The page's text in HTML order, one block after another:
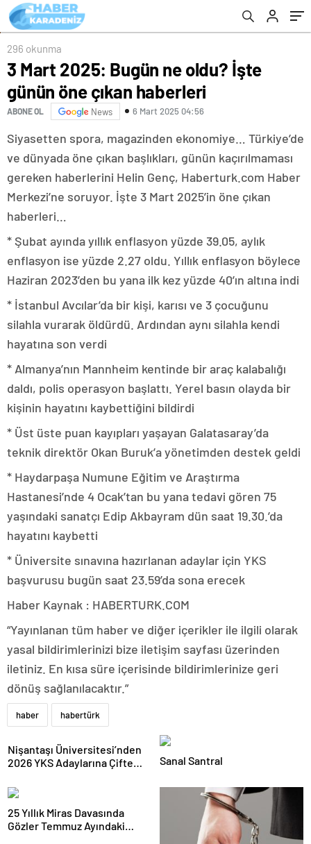
296 okunma
3 Mart 2025: Bugün ne oldu? İşte
günün öne çıkan haberleri
ABONE OL News 6 Mart 2025 04:56
Siyasetten spora, magazinden ekonomiye… Türkiye’de
ve dünyada öne çıkan başlıkları, günün kaçırılmaması
gereken haberlerini Helin Genç, Haberturk.com Haber
Merkezi’ne soruyor. İşte 3 Mart 2025’in öne çıkan
haberleri…
* Şubat ayında yıllık enflasyon yüzde 39.05, aylık
enflasyon ise yüzde 2.27 oldu. Yıllık enflasyon böylece
Haziran 2023’den bu yana ilk kez yüzde 40’ın altına indi
* İstanbul Avcılar’da bir kişi, karısı ve 3 çocuğunu
silahla vurarak öldürdü. Ardından aynı silahla kendi
hayatına son verdi
* Almanya’nın Mannheim kentinde bir araç kalabalığı
daldı, polis operasyon başlattı. Yerel basın olayda bir
kişinin hayatını kaybettiğini bildirdi
* Üst üste puan kayıpları yaşayan Galatasaray’da
teknik direktör Okan Buruk’a yönetimden destek geldi
* Haydarpaşa Numune Eğitim ve Araştırma
Hastanesi’nde 4 Ocak’tan bu yana tedavi gören 75
yaşındaki sanatçı Edip Akbayram dün saat 19.30.’da
hayatını kaybetti
* Üniversite sınavına hazırlanan adaylar için YKS
başvurusu bugün saat 23.59’da sona erecek
Haber Kaynak : HABERTURK.COM
“Yayınlanan tüm haber ve diğer içerikler ile ilgili olarak
yasal bildirimlerinizi bize iletişim sayfası üzerinden
iletiniz. En kısa süre içerisinde bildirimlerinize geri
dönüş sağlanılacaktır.”
haber habertürk
Nişantaşı Üniversitesi’nden
2026 YKS Adaylarına Çifte
Kesintisiz Burs
Sanal Santral
25 Yıllık Miras Davasında
Gözler Temmuz Ayındaki